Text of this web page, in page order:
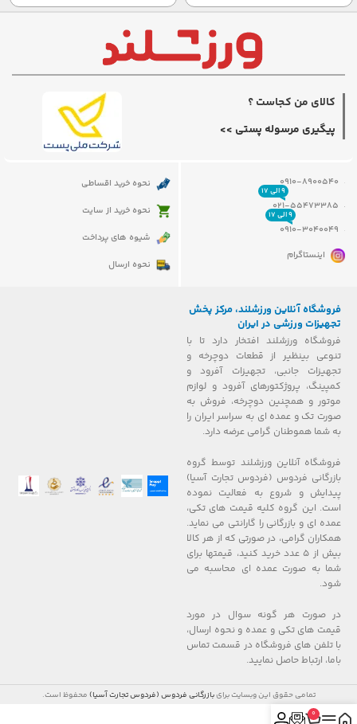
کالای من کجاست ؟
پیگیری مرسوله پستی >>
0910-8900540
021-55473385
۹ الی ۱۷
0910-3040049
۹ الی ۱۷
اینستاگرام
نحوه خرید اقساطی
نحوه خرید از سایت
شیوه های پرداخت
نحوه ارسال
فروشگاه آنلاین ورزشلند، مرکز پخش
تجهیزات ورزشی در ایران
فروشگاه ورزشلند افتخار دارد تا با
تنوعی بینظیر از قطعات دوچرخه و
تجهیزات جانبی، تجهیزات آفرود و
کمپینگ، پروژکتورهای آفرود و لوازم
موتور و همچنین دوچرخه، فروش به
صورت تک و عمده ای به سراسر ایران را
به شما هموطنان گرامی عرضه دارد.
فروشگاه آنلاین ورزشلند توسط گروه
بازرگانی فردوس (فردوس تجارت آسیا)
پیدایش و شروع به فعالیت نموده
است. این گروه کلیه قیمت های تکی،
عمده ای و بازرگانی را گارانتی می نماید.
همکاران گرامی، در صورتی که از هر کالا
بیش از ۵ عدد خرید کنید، قیمتها برای
شما به صورت عمده ای محاسبه می
شود.
در صورت هر گونه سوال در مورد
قیمت های تکی و عمده و نحوه ارسال،
با تلفن های فروشگاه در قسمت تماس
باما، ارتباط حاصل نمایید.
تمامی حقوق این وبسایت برایبازرگانی فردوس (فردوس تجارت آسیا)محفوظ است.
0